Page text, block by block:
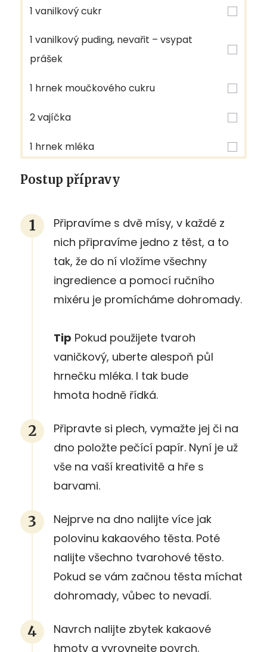
1 vanilkový cukr
1 vanilkový puding, nevařit – vsypat
prášek
1 hrnek moučkového cukru
2 vajíčka
1 hrnek mléka
Postup přípravy
Připravíme s dvě mísy, v každé z
nich připravíme jedno z těst, a to
tak, že do ní vložíme všechny
ingredience a pomocí ručního
mixéru je promícháme dohromady.
Tip Pokud použijete tvaroh
vaničkový, uberte alespoň půl
hrnečku mléka. I tak bude
hmota hodně řídká.
Připravte si plech, vymažte jej či na
dno položte pečící papír. Nyní je už
vše na vaší kreativitě a hře s
barvami.
Nejprve na dno nalijte více jak
polovinu kakaového těsta. Poté
nalijte všechno tvarohové těsto.
Pokud se vám začnou těsta míchat
dohromady, vůbec to nevadí.
Navrch nalijte zbytek kakaové
hmoty a vyrovnejte povrch.